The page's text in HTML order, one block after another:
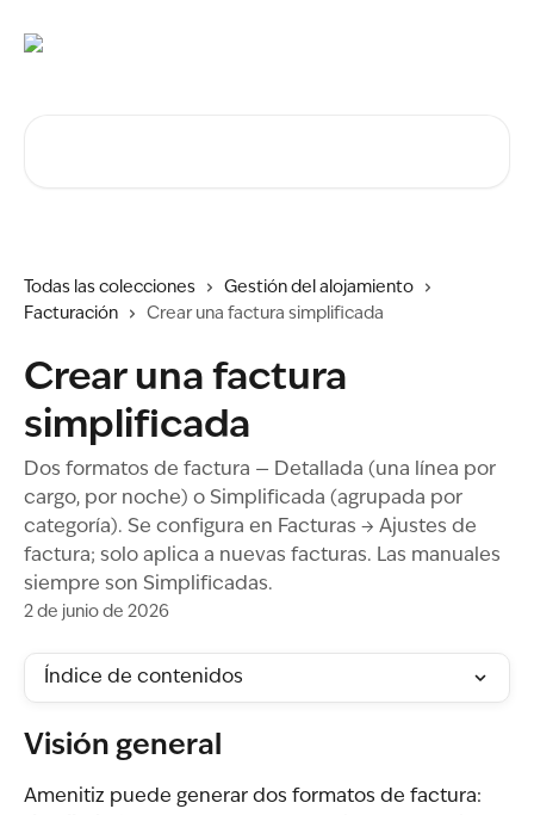
Todas las colecciones
Gestión del alojamiento
Facturación
Crear una factura simplificada
Crear una factura
simplificada
Dos formatos de factura — Detallada (una línea por
cargo, por noche) o Simplificada (agrupada por
categoría). Se configura en Facturas → Ajustes de
factura; solo aplica a nuevas facturas. Las manuales
siempre son Simplificadas.
2 de junio de 2026
Índice de contenidos
Visión general
Amenitiz puede generar dos formatos de factura: